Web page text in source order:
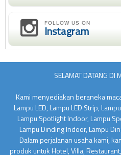
FOLLOW US ON
Instagram
SELAMAT DATANG DI
Kami menyediakan beraneka
Lampu LED, Lampu LED Strip,
Lampu Spotlight Indoor, Lampu
Lampu Dinding Indoor, Lampu
Dalam perjalanan usaha kami,
produk untuk Hotel, Villa,